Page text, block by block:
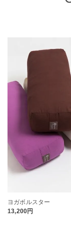
ヨガボルスター
13,200円